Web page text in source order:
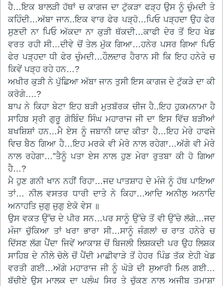
ਹੈ…ਇਕ ਬਾਲੜੀ ਹੱਥਾਂ ਚ ਕਾਗਜ ਦਾ ਟੁੱਕੜਾ ਫੜ੍ਹ ਉਸ ਨੂੰ ਚੁੰਮਦੀ ਤੇ
ਕਹਿੰਦੀ…ਅੱਬਾ ਜਾਨ..ਇਕ ਵਾਰ ਫੇਰ ਪੜ੍ਹੋ…ਪਿਓ ਪੜ੍ਹਦਾ ਉਹ ਫੇਰ
ਸੁਣਦੀ ਨਾ ਪਿਓ ਅੱਕਦਾ ਨਾ ਕੁੜੀ ਥੱਕਦੀ…ਕਾਫੀ ਦੇਰ ਤੋਂ ਇਹ ਖੇਡ
ਵਰਤ ਰਹੀ ਸੀ…ਦੀਵੇ ਚੋਂ ਤੇਲ ਮੁੱਕ ਗਿਆ…ਹਨੇਰ ਪਸਰ ਗਿਆ ਪਿਓ
ਫੇਰ ਪੜ੍ਹਦਾ ਧੀ ਫੇਰ ਚੁੰਮਦੀ…ਹੌਲਦਾਰ ਹੈਰਾਨ ਸੀ ਕਿ ਇਹ ਹਨੇਰੇ ਚ
ਕਿਵੇਂ ਪੜ੍ਹ ਰਹੇ ਹਨ…?
ਅਖੀਰ ਕੁੜੀ ਨੇ ਪੁੱਛਿਆ ਅੱਬਾ ਜਾਨ ਤੁਸੀ ਇਸ ਕਾਗਜ ਦੇ ਟੁੱਕੜੇ ਦਾ ਕੀ
ਕਰੋਗੇ….?
ਬਾਪ ਨੇ ਕਿਹਾ ਬੇਟਾ ਇਹ ਬੜੀ ਮੁਤਬੱਰਕ ਚੀਜ ਹੈ..ਇਹ ਹੁਕਮਨਾਮਾ ਹੈ
ਸਾਹਿਬ ਸ੍ਰੀ ਗੁਰੂ ਗੋਬਿੰਦ ਸਿੰਘ ਮਹਾਰਾਜ ਜੀ ਦਾ ਇਸ ਵਿੱਚ ਬੜੀਆਂ
ਬਖਸ਼ਿਸ਼ਾਂ ਹਨ…ਮੈ ਏਸ ਨੂੰ ਜਬਾਨੀ ਯਾਦ ਕੀਤਾ ਹੈ…ਇਹ ਮੇਰੇ ਹਾਫਜੇ
ਵਿਚ ਬੈਠ ਗਿਆ ਹੈ…ਇਹ ਮਰਕੇ ਵੀ ਮੇਰੇ ਨਾਲ ਰਹੇਗਾ…ਅੱਗੇ ਵੀ ਮੇਰੇ
ਨਾਲ ਰਹੇਗਾ…”ਤੈਨੂੰ ਪਤਾ ਏਸ ਨਾਲ ਹੁਣ ਮੇਰਾ ਰੁਤਬਾ ਕੀ ਹੋ ਗਿਆ
ਹੈ…?
ਮੈ ਹੁਣ ਗਨੀ ਖਾਨ ਨਹੀਂ ਰਿਹਾ…ਜਦ ਪਾਤਸ਼ਾਹ ਦੇ ਮੰਜੇ ਨੂੰ ਹੱਥ ਪਾਇਆ
ਤਾਂ… ਨੀਲ ਵਸਤਰ ਧਾਰੀ ਦਾਤੇ ਨੇ ਕਿਹਾ…ਆਦਿ ਅਨੀਲੁ ਅਨਾਦਿ
ਅਨਾਹਤਿ ਜੁਗੁ ਜੁਗੁ ਏਕੋ ਵੇਸ ॥
ਉਸ ਵਕਤ ਉੱਚ ਦੇ ਪੀਰ ਸਨ…ਪਰ ਸਾਨੂੰ ਉੱਚੇ ਤੋਂ ਵੀ ਉੱਚੇ ਲੱਗੇ…ਜਦ
ਮੰਜਾ ਚੁੱਕਿਆ ਤਾਂ ਖਰਾ ਭਾਰਾ ਸੀ…ਸਾਨੂੰ ਜੰਗਲਾਂ ਚ ਰਾਤ ਹਨੇਰੇ ਚ
ਦਿੱਸਣ ਲੱਗ ਪੈਂਦਾ ਜਿਵੇਂ ਆਕਾਸ਼ ਚੋਂ ਬਿਜਲੀ ਲਿਸ਼ਕਦੀ ਪਰ ਉਹ ਲਿਸ਼ਕ
ਸਾਹਿਬ ਦੇ ਨੀਲੇ ਚੋਲੇ ਚੋਂ ਪੈਂਦੀ ਮਾਛੀਵਾੜੇ ਤੋਂ ਹੇਹਰ ਪਿੰਡ ਤੱਕ ਏਹੀ ਖੇਡ
ਵਰਤੀ ਗਈ…ਅੱਗੇ ਮਹਾਰਾਜ ਜੀ ਨੂੰ ਘੋੜੇ ਦੀ ਸੁਆਰੀ ਮਿਲ ਗਈ…
ਬੱਚੀਏ ਉਸ ਮਾਲਕ ਦਾ ਪਲੰਘ ਸਿਰ ਤੇ ਚੁੱਕਣ ਨਾਲ ਅਜੀਬ ਤਮਾਸ਼ਾ